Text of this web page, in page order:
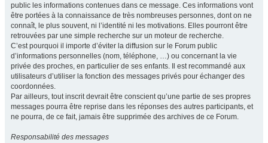
public les informations contenues dans ce message. Ces informations vont
être portées à la connaissance de très nombreuses personnes, dont on ne
connaît, le plus souvent, ni l’identité ni les motivations. Elles pourront être
retrouvées par une simple recherche sur un moteur de recherche.
C’est pourquoi il importe d’éviter la diffusion sur le Forum public
d’informations personnelles (nom, téléphone, …) ou concernant la vie
privée des proches, en particulier de ses enfants. Il est recommandé aux
utilisateurs d’utiliser la fonction des messages privés pour échanger des
coordonnées.
Par ailleurs, tout inscrit devrait être conscient qu’une partie de ses propres
messages pourra être reprise dans les réponses des autres participants, et
ne pourra, de ce fait, jamais être supprimée des archives de ce Forum.
Responsabilité des messages